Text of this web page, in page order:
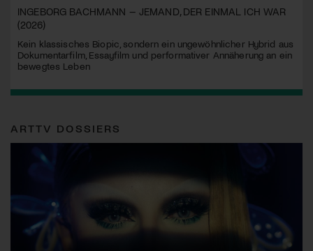
INGEBORG BACHMANN – JEMAND, DER EINMAL ICH WAR
(2026)
Kein klassisches Biopic, sondern ein ungewöhnlicher Hybrid aus
Dokumentarfilm, Essayfilm und performativer Annäherung an ein
bewegtes Leben
ARTTV DOSSIERS